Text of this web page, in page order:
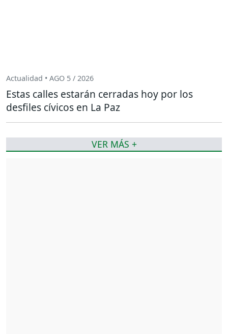
Actualidad • AGO 5 / 2026
Estas calles estarán cerradas hoy por los
desfiles cívicos en La Paz
VER MÁS +